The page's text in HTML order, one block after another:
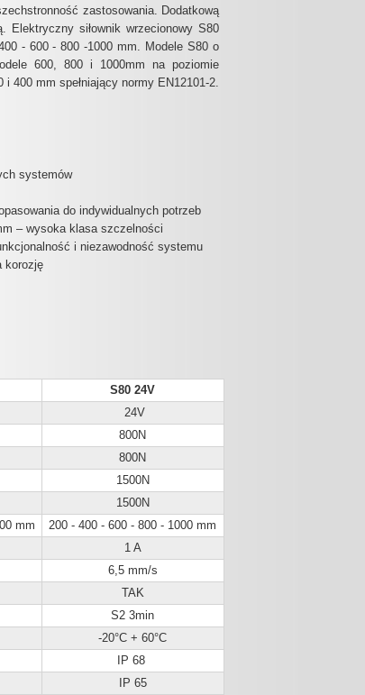
zastosowania. Dodatkową
Elektryczny siłownik wrzecionowy S80
- 600 - 800 -1000 mm. Modele S80 o
600, 800 i 1000mm na poziomie
400 mm spełniający normy EN12101-2.
systemów
do indywidualnych potrzeb
– wysoka klasa szczelności
i niezawodność systemu
korozję
S80 24V
24V
800N
800N
1500N
1500N
mm
200 - 400 - 600 - 800 - 1000 mm
1 A
6,5 mm/s
TAK
S2 3min
-20°C + 60°C
IP 68
IP 65